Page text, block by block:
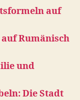
auf
Rumänisch
und
Die Stadt